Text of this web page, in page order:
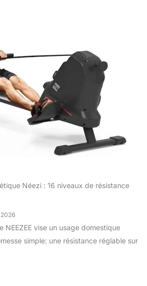
Néezi : 16 niveaux de résistance
NEEZEE vise un usage domestique
simple: une résistance réglable sur